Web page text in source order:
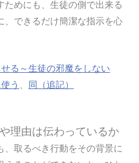
めにも、生徒の側で出来る
、できるだけ簡潔な指示を心
る～生徒の邪魔をしない
う 、 同（追記）
理由は伝わっているか
、取るべき行動をその背景に